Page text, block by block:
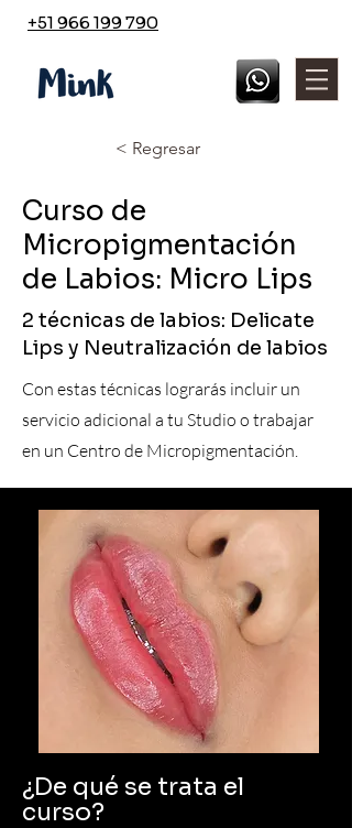
+51 966 199 790
< Regresar
Curso de
Micropigmentación
de Labios: Micro Lips
2 técnicas de labios: Delicate
Lips y Neutralización de labios
Con estas técnicas lograrás incluir un
servicio adicional a tu Studio o trabajar
en un Centro de Micropigmentación.
¿De qué se trata el
curso?